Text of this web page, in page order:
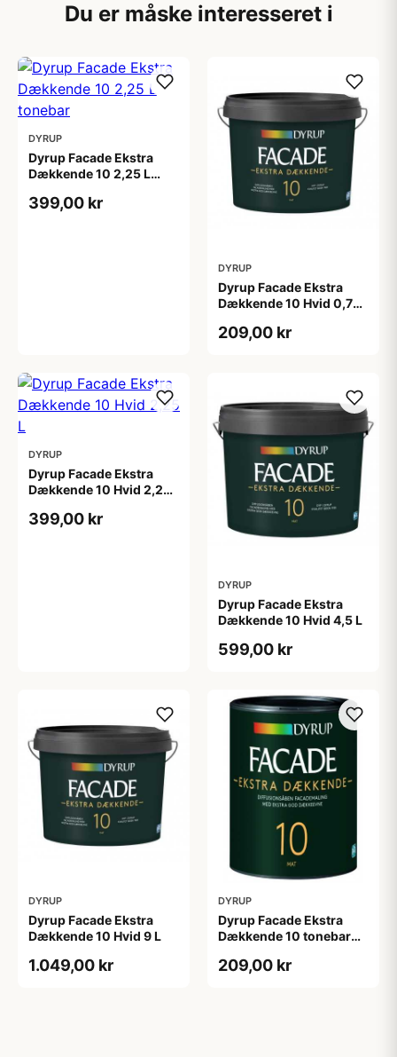
Du er måske interesseret i
DYRUP
Dyrup Facade Ekstra
Dækkende 10 2,25 L
399,00 kr
DYRUP
Dyrup Facade Ekstra
Dækkende 10 Hvid 0,75
209,00 kr
DYRUP
Dyrup Facade Ekstra
Dækkende 10 Hvid 2,25
399,00 kr
DYRUP
Dyrup Facade Ekstra
Dækkende 10 Hvid 4,5 L
599,00 kr
DYRUP
Dyrup Facade Ekstra
Dækkende 10 Hvid 9 L
1.049,00 kr
DYRUP
Dyrup Facade Ekstra
Dækkende 10 tonebar
209,00 kr